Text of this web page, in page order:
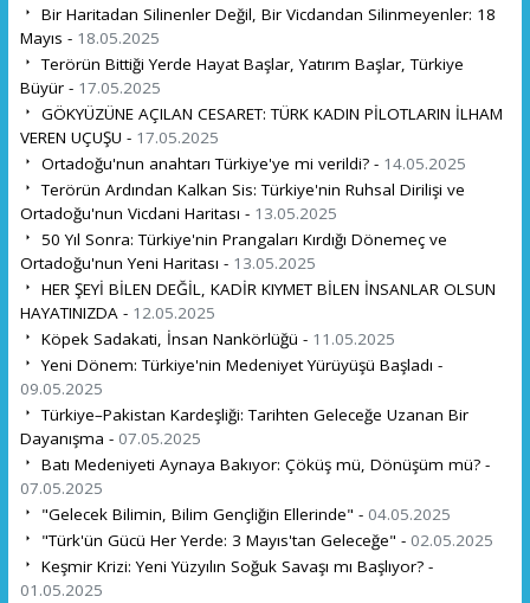
Bir Haritadan Silinenler Değil, Bir Vicdandan Silinmeyenler: 18
Mayıs - 18.05.2025
Terörün Bittiği Yerde Hayat Başlar, Yatırım Başlar, Türkiye
Büyür - 17.05.2025
GÖKYÜZÜNE AÇILAN CESARET: TÜRK KADIN PİLOTLARIN İLHAM
VEREN UÇUŞU - 17.05.2025
Ortadoğu'nun anahtarı Türkiye'ye mi verildi? - 14.05.2025
Terörün Ardından Kalkan Sis: Türkiye'nin Ruhsal Dirilişi ve
Ortadoğu'nun Vicdani Haritası - 13.05.2025
50 Yıl Sonra: Türkiye'nin Prangaları Kırdığı Dönemeç ve
Ortadoğu'nun Yeni Haritası - 13.05.2025
HER ŞEYİ BİLEN DEĞİL, KADİR KIYMET BİLEN İNSANLAR OLSUN
HAYATINIZDA - 12.05.2025
Köpek Sadakati, İnsan Nankörlüğü - 11.05.2025
Yeni Dönem: Türkiye'nin Medeniyet Yürüyüşü Başladı -
09.05.2025
Türkiye–Pakistan Kardeşliği: Tarihten Geleceğe Uzanan Bir
Dayanışma - 07.05.2025
Batı Medeniyeti Aynaya Bakıyor: Çöküş mü, Dönüşüm mü? -
07.05.2025
"Gelecek Bilimin, Bilim Gençliğin Ellerinde" - 04.05.2025
"Türk'ün Gücü Her Yerde: 3 Mayıs'tan Geleceğe" - 02.05.2025
Keşmir Krizi: Yeni Yüzyılın Soğuk Savaşı mı Başlıyor? -
01.05.2025